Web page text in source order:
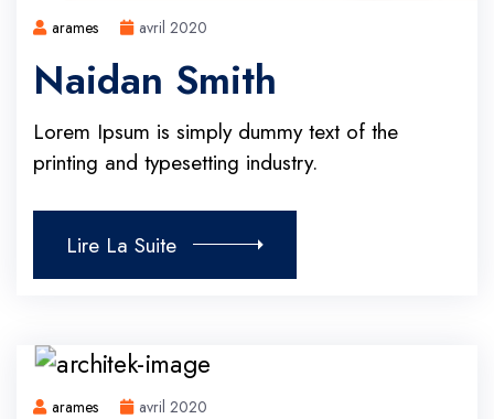
arames avril 2020
Naidan Smith
Lorem Ipsum is simply dummy text of the
printing and typesetting industry.
Lire La Suite
arames avril 2020